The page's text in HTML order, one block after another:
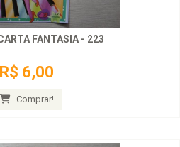
FANTASIA - 223
R$ 6,00
Comprar!